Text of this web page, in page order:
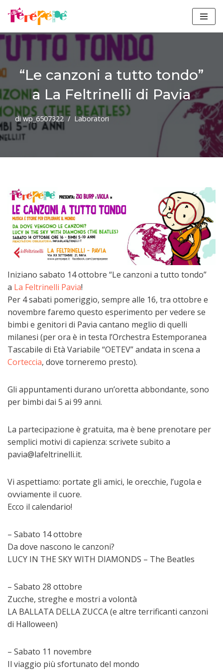
al
contenuto
“Le canzoni a tutto tondo”
a La Feltrinelli di Pavia
diwp_6507322 Laboratori
Iniziano sabato 14 ottobre “Le canzoni a tutto tondo”
a La Feltrinelli Pavia!
Per 4 sabati pomeriggio, sempre alle 16, tra ottobre e
novembre faremo questo esperimento per vedere se
bimbi e genitori di Pavia cantano meglio di quelli
milanesi (per ora è in testa l’Orchestra Estemporanea
Tascabile di Età Variabile “OETEV” andata in scena a
Corteccia, dove torneremo presto).
Gli appuntamenti durano un’oretta abbondante, sono
per bimbi dai 5 ai 99 anni.
La partecipazione è gratuita, ma è bene prenotare per
semplici motivi di capienza: scrivete subito a
pavia@lafeltrinelli.it.
Vi aspettiamo: portate gli amici, le orecchie, l’ugola e
ovviamente il cuore.
Ecco il calendario!
– Sabato 14 ottobre
Da dove nascono le canzoni?
LUCY IN THE SKY WITH DIAMONDS – The Beatles
– Sabato 28 ottobre
Zucche, streghe e mostri a volontà
LA BALLATA DELLA ZUCCA (e altre terrificanti canzoni
di Halloween)
– Sabato 11 novembre
Il viaggio più sfortunato del mondo